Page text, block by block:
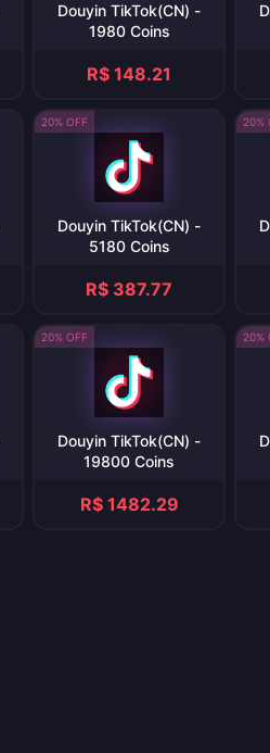
Douyin TikTok(CN) -
1980 Coins
R$ 148.21
20% OFF
Douyin TikTok(CN) -
5180 Coins
R$ 387.77
20%
20% OFF
Douyin TikTok(CN) -
19800 Coins
R$ 1482.29
20%